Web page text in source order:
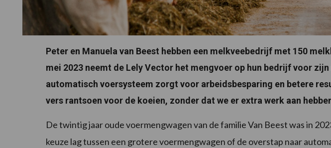
Peter en Manuela van Beest hebben een melkveebedrijf met 150
mei 2023 neemt de Lely Vector het mengvoer op hun bedrijf voor
automatisch voersysteem zorgt voor arbeidsbesparing en betere
vers rantsoen voor de koeien, zonder dat we er extra werk aan
De twintig jaar oude voermengwagen van de familie Van Beest was in
keuze lag tussen een grotere voermengwagen of de overstap naar